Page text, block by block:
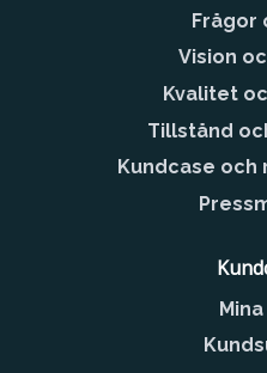
Frågor
Vision
Kvalitet
Tillstånd
Kundcase